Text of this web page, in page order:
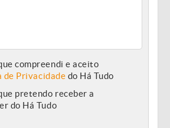
compreendi e aceito
de Privacidade do Há Tudo
pretendo receber a
do Há Tudo